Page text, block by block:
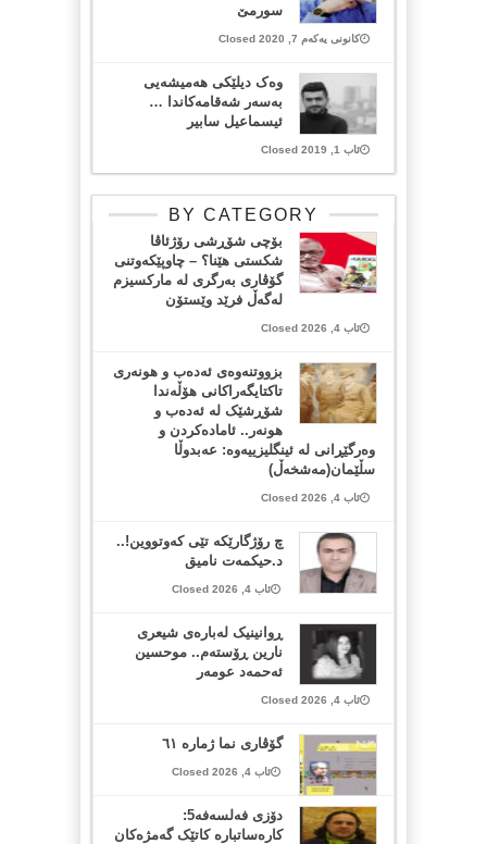
سورمێ
کانونی یەکەم 7, 2020 Closed
وەک دیلێکی هەمیشەیی
بەسەر شەقامەکاندا …
ئیسماعیل سابیر
ئاب 1, 2019 Closed
BY CATEGORY
بۆچی شۆڕشی رۆژئاڤا
شکستی هێنا؟ – چاوپێکەوتنی
گۆڤاری بەرگری لە مارکسیزم
لەگەڵ فرێد وێستۆن
ئاب 4, 2026 Closed
بزووتنەوەی ئەدەب و هونەری
تاکتایگەراکانی هۆڵەندا
شۆڕشێک لە ئەدەب و
هونەر.. ئامادەکردن و
وەرگێڕانی لە ئینگلیزییەوە: عەبدوڵا
سڵێمان(مەشخەڵ)
ئاب 4, 2026 Closed
چ رۆژگارێکە تێی کەوتووین!..
د.حیکمەت نامیق
ئاب 4, 2026 Closed
ڕوانینیک لەبارەى شیعرى
نارین ڕۆستەم.. موحسین
ئەحمەد عومەر
ئاب 4, 2026 Closed
گۆڤاری نما ژمارە ٦١
ئاب 4, 2026 Closed
دۆزی فەلسەفە5:
کارەساتبارە کاتێک گەمژەکان